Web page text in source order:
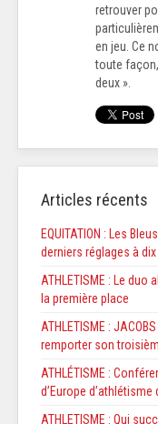
retrouver
en jeu. Ce
toute
deux ».
Articles récents
EQUITATION : Les
derniers réglages à
ATHLETISME : Le duo
la première place
ATHLETISME :
remporter son
ATHLÉTISME :
d’Europe
ATHLETISME : Qui